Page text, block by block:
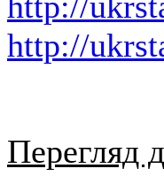
http://
Перегляд